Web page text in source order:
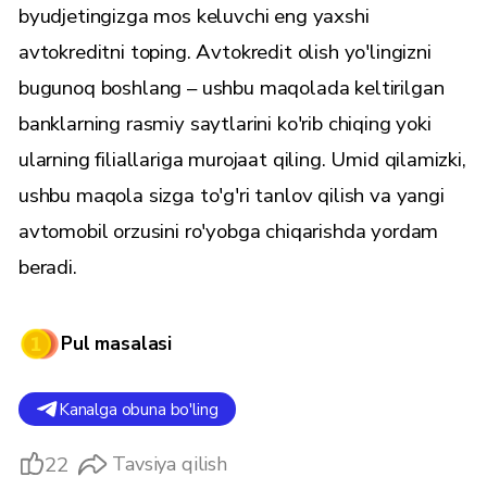
byudjetingizga mos keluvchi eng yaxshi
avtokreditni toping. Avtokredit olish yo'lingizni
bugunoq boshlang – ushbu maqolada keltirilgan
banklarning rasmiy saytlarini ko'rib chiqing yoki
ularning filiallariga murojaat qiling. Umid qilamizki,
ushbu maqola sizga to'g'ri tanlov qilish va yangi
avtomobil orzusini ro'yobga chiqarishda yordam
beradi.
Pul masalasi
Kanalga obuna bo'ling
22 Tavsiya qilish